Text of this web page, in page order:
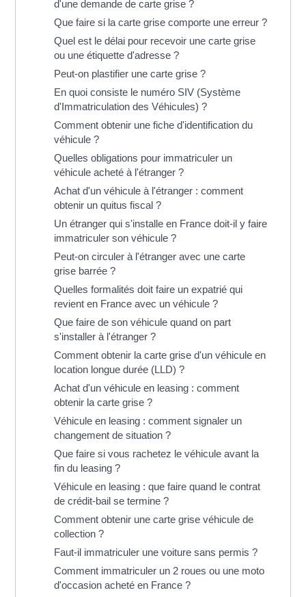
d'une demande de carte grise ?
Que faire si la carte grise comporte une erreur ?
Quel est le délai pour recevoir une carte grise
ou une étiquette d'adresse ?
Peut-on plastifier une carte grise ?
En quoi consiste le numéro SIV (Système
d'Immatriculation des Véhicules) ?
Comment obtenir une fiche d'identification du
véhicule ?
Quelles obligations pour immatriculer un
véhicule acheté à l'étranger ?
Achat d'un véhicule à l'étranger : comment
obtenir un quitus fiscal ?
Un étranger qui s'installe en France doit-il y faire
immatriculer son véhicule ?
Peut-on circuler à l'étranger avec une carte
grise barrée ?
Quelles formalités doit faire un expatrié qui
revient en France avec un véhicule ?
Que faire de son véhicule quand on part
s'installer à l'étranger ?
Comment obtenir la carte grise d'un véhicule en
location longue durée (LLD) ?
Achat d'un véhicule en leasing : comment
obtenir la carte grise ?
Véhicule en leasing : comment signaler un
changement de situation ?
Que faire si vous rachetez le véhicule avant la
fin du leasing ?
Véhicule en leasing : que faire quand le contrat
de crédit-bail se termine ?
Comment obtenir une carte grise véhicule de
collection ?
Faut-il immatriculer une voiture sans permis ?
Comment immatriculer un 2 roues ou une moto
d'occasion acheté en France ?